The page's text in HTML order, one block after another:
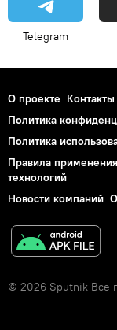
Telegram
О проекте Контакты
Политика
Политика
Правила
технологий
Новости компаний
© 2026 Sputnik Все